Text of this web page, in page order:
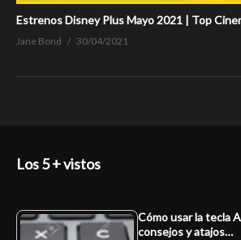
Estrenos Disney Plus Mayo 2021 | Top
Jane Bond 30/04/2021
Los 5 + vistos
Cómo usar la tecla
consejos y atajos…